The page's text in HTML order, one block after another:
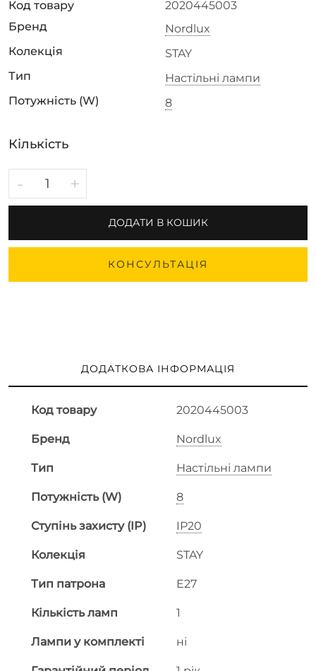
Код товару
2020445003
Бренд
Nordlux
Колекція
STAY
Тип
Настільні лампи
Потужність (W)
8
Кількість
- +
ДОДАТИ В КОШИК
КОНСУЛЬТАЦІЯ
ДОДАТКОВА ІНФОРМАЦІЯ
Код товару 2020445003
Бренд Nordlux
Тип Настільні лампи
Потужність (W) 8
Ступінь захисту (IP) IP20
Колекція STAY
Тип патрона E27
Кількість ламп 1
Лампи у комплекті ні